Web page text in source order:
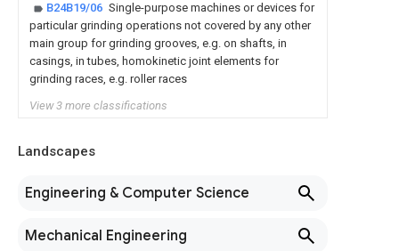
B24B19/06 Single-purpose machines or devices for
particular grinding operations not covered by any other
main group for grinding grooves, e.g. on shafts, in
casings, in tubes, homokinetic joint elements for
grinding races, e.g. roller races
View 3 more classifications
Landscapes
Engineering & Computer Science
Mechanical Engineering